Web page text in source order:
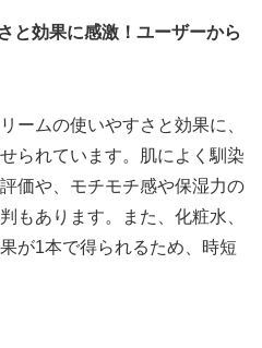
と効果に感激！ユーザーから
ームの使いやすさと効果に、
られています。肌によく馴染
価や、モチモチ感や保湿力の
もあります。また、化粧水、
が1本で得られるため、時短